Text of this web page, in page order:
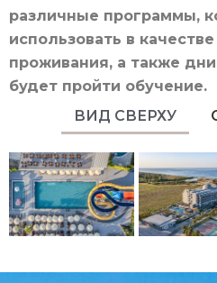
различные программы,
использовать в
проживания, а также
будет пройти обучение.
ВИД СВЕРХУ